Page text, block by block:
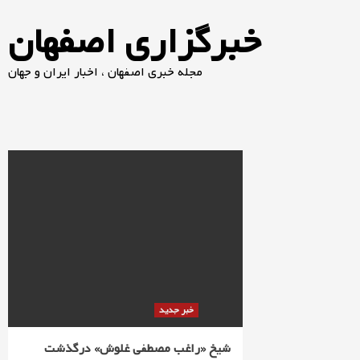
خبرگزاری اصفهان
مجله خبری اصفهان ، اخبار ایران و جهان
خبر جدید
شيخ «راغب مصطفی غلوش» درگذشت